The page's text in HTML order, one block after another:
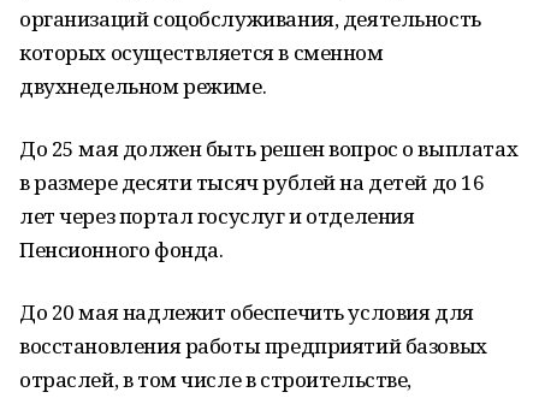
организаций соцобслуживания, деятельность
которых осуществляется в сменном
двухнедельном режиме.
До 25 мая должен быть решен вопрос о выплатах
в размере десяти тысяч рублей на детей до 16
лет через портал госуслуг и отделения
Пенсионного фонда.
До 20 мая надлежит обеспечить условия для
восстановления работы предприятий базовых
отраслей, в том числе в строительстве,